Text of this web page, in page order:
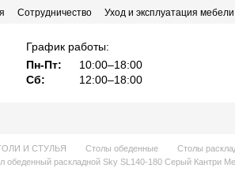
Сотрудничество Уход и эксплуатация мебели
График работы:
Пн-Пт:
10:00–18:00
Сб:
12:00–18:00
И СТУЛЬЯ Столы обеденные
Столы
обеденный раскладной Sky SL140-180 Серый Кантри